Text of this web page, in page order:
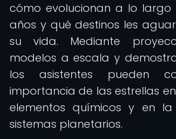
cómo evolucionan a lo largo
años y qué destinos les
su vida. Mediante
modelos a escala y
los asistentes pueden
importancia de las estrellas
elementos químicos y en
sistemas planetarios.